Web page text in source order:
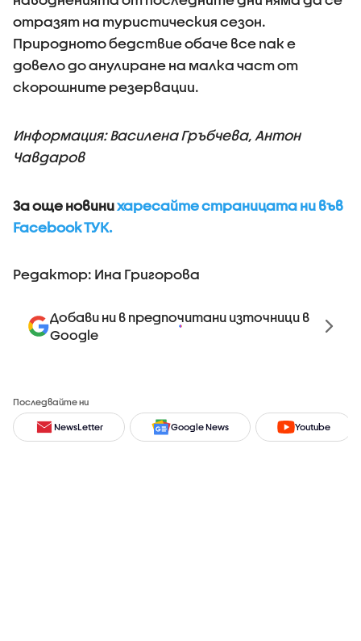
отразят на туристическия сезон.
Природното бедствие обаче все пак е
довело до анулиране на малка част от
скорошните резервации.
Информация: Василена Гръбчева, Антон
Чавдаров
За още новинихаресайте страницата ни във
Facebook ТУК.
Редактор: Ина Григорова
Добави ни в предпочитани източници в
Google
Последвайте ни
NewsLetter Google News Youtube